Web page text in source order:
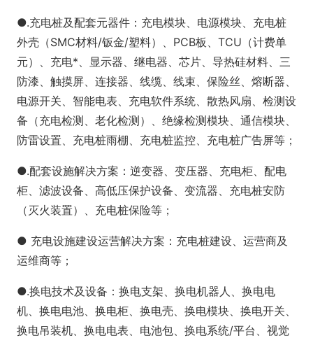
●.充电桩及配套元器件：充电模块、电源模块、充电桩
外壳（SMC材料/钣金/塑料）、PCB板、TCU（计费单
元）、充电*、显示器、继电器、芯片、导热硅材料、三
防漆、触摸屏、连接器、线缆、线束、保险丝、熔断器、
电源开关、智能电表、充电软件系统、散热风扇、检测设
备（充电检测、老化检测）、绝缘检测模块、通信模块、
防雷设置、充电桩雨棚、充电桩监控、充电桩广告屏等；
●.配套设施解决方案：逆变器、变压器、充电柜、配电
柜、滤波设备、高低压保护设备、变流器、充电桩安防
（灭火装置）、充电桩保险等；
● 充电设施建设运营解决方案：充电桩建设、运营商及
运维商等；
●.换电技术及设备：换电支架、换电机器人、换电电
机、换电电池、换电柜、换电壳、换电模块、换电开关、
换电吊装机、换电电表、电池包、换电系统/平台、视觉